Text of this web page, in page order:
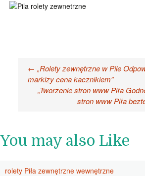
Nawigacja
wpisu
← „Rolety zewnętrzne w Pile
markizy cena kacznikiem”
„Tworzenie stron www Piła
stron www Piła
You may also Like
rolety Piła zewnętrzne wewnętrzne